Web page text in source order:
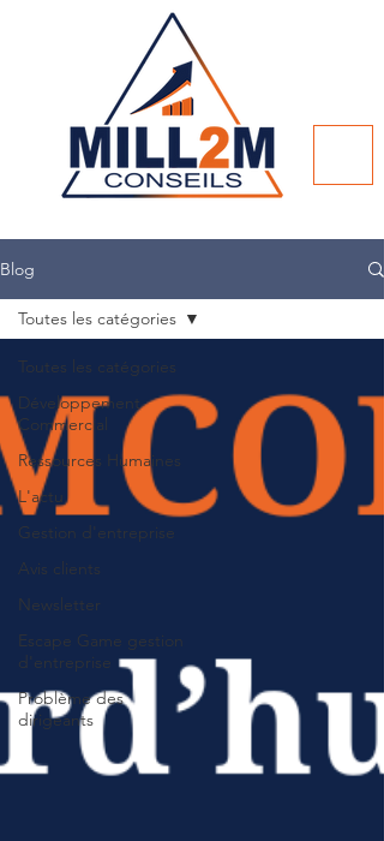
Blog
Toutes les catégories
Développement
Commercial
Ressources Humaines
L'actu
Gestion d'entreprise
Avis clients
Newsletter
Escape Game gestion
d'entreprise
Problème des
dirigeants
Toutes les catégories